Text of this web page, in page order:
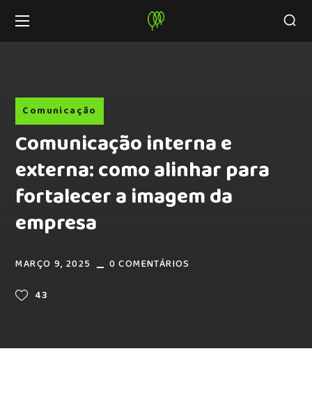
Comunicação
Comunicação interna e
externa: como alinhar para
fortalecer a imagem da
empresa
MARÇO 9, 2025
0 COMENTÁRIOS
43